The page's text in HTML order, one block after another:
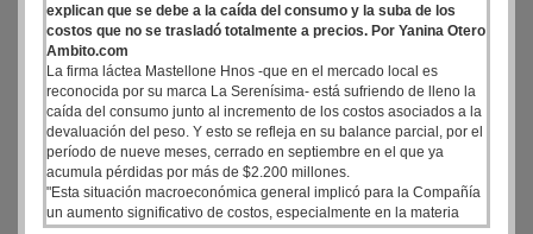
explican que se debe a la caída del consumo y la suba de los
costos que no se trasladó totalmente a precios. Por Yanina Otero
Ambito.com
La firma láctea Mastellone Hnos -que en el mercado local es
reconocida por su marca La Serenísima- está sufriendo de lleno la
caída del consumo junto al incremento de los costos asociados a la
devaluación del peso. Y esto se refleja en su balance parcial, por el
período de nueve meses, cerrado en septiembre en el que ya
acumula pérdidas por más de $2.200 millones.
"Esta situación macroeconómica general implicó para la Compañía
un aumento significativo de costos, especialmente en la materia